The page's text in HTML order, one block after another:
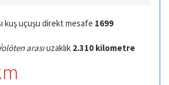
kuş uçuşu direkt mesafe 1699
arasıuzaklık 2.310 kilometre